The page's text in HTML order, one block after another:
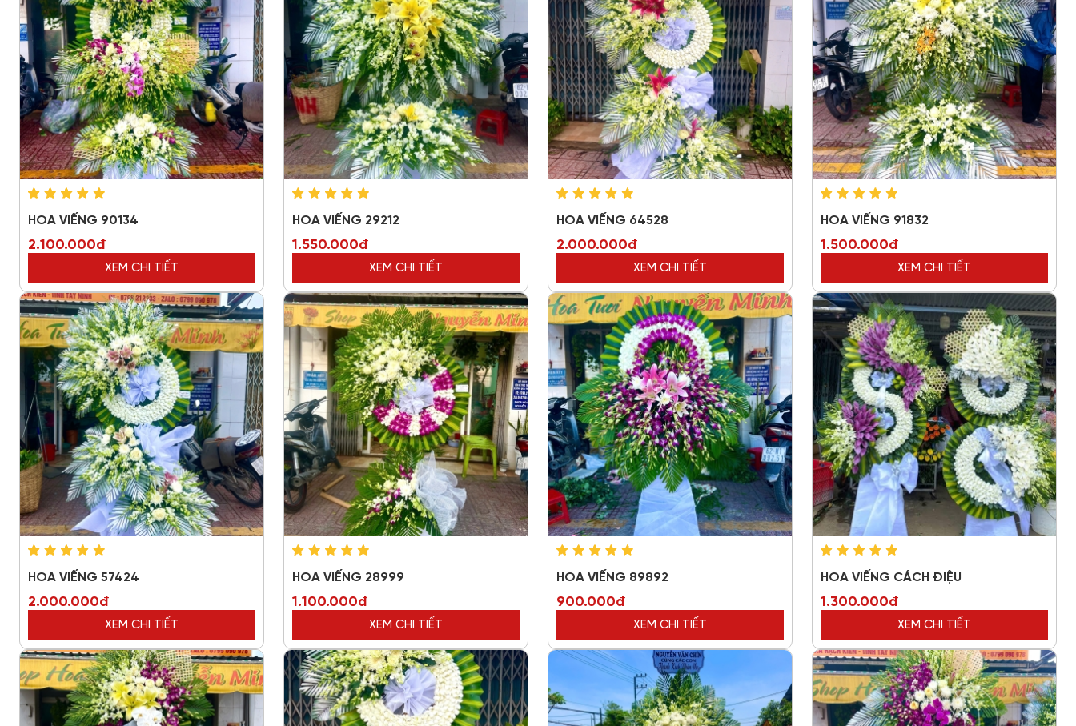
HOA VIẾNG 90134
2.100.000đ
XEM CHI TIẾT
HOA VIẾNG 29212
1.550.000đ
XEM CHI TIẾT
HOA VIẾNG 64528
2.000.000đ
XEM CHI TIẾT
HOA VIẾNG 91832
1.500.000đ
XEM CHI TIẾT
HOA VIẾNG 57424
2.000.000đ
XEM CHI TIẾT
HOA VIẾNG 28999
1.100.000đ
XEM CHI TIẾT
HOA VIẾNG 89892
900.000đ
XEM CHI TIẾT
HOA VIẾNG CÁCH ĐIỆU
1.300.000đ
XEM CHI TIẾT